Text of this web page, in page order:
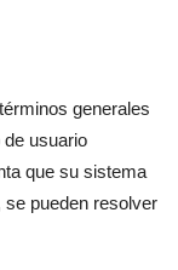
generales
usuario
que su sistema
se pueden resolver